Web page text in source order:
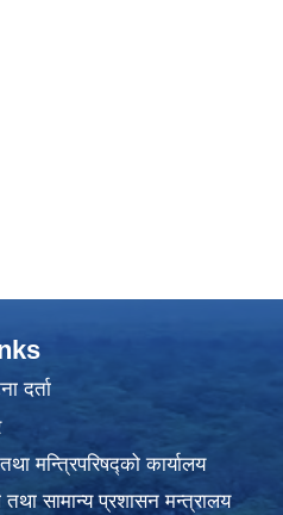
दर्ता
मन्त्रिपरिषद्को कार्यालय
तथा सामान्य प्रशासन मन्त्रालय